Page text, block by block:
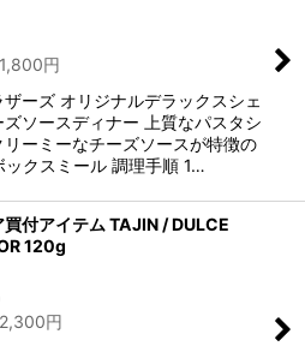
1,800円
ーズ オリジナルデラックスシェ
ズソースディナー 上質なパスタシ
リーミーなチーズソースが特徴の
ックスミール 調理手順 1…
付アイテム TAJIN / DULCE
120g
2,300円